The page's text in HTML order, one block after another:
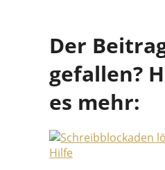
Der
gefallen?
es mehr: